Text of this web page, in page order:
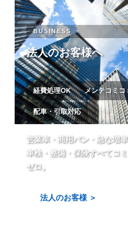
BUSINESS
法人のお客様へ
経費処理OK メンテコミコ
配車・引取対応
営業車・商用バン・急な増車
車検・整備・保険すべてコ
ゼロ。
法人のお客様 ＞